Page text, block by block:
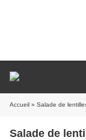
Accueil » Salade de
Salade de